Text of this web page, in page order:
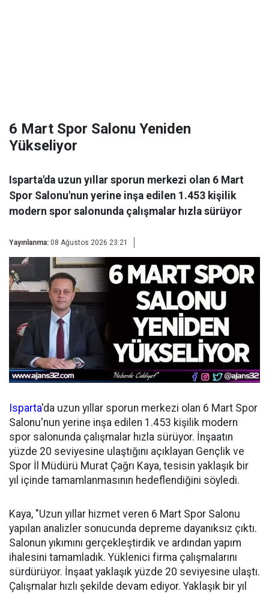
6 Mart Spor Salonu Yeniden
Yükseliyor
Isparta'da uzun yıllar sporun merkezi olan 6 Mart
Spor Salonu'nun yerine inşa edilen 1.453 kişilik
modern spor salonunda çalışmalar hızla sürüyor
Yayınlanma: 08 Ağustos 2026 23:21
Isparta'da uzun yıllar sporun merkezi olan 6 Mart Spor
Salonu'nun yerine inşa edilen 1.453 kişilik modern
spor salonunda çalışmalar hızla sürüyor. İnşaatın
yüzde 20 seviyesine ulaştığını açıklayan Gençlik ve
Spor İl Müdürü Murat Çağrı Kaya, tesisin yaklaşık bir
yıl içinde tamamlanmasının hedeflendiğini söyledi.
Kaya, "Uzun yıllar hizmet veren 6 Mart Spor Salonu
yapılan analizler sonucunda depreme dayanıksız çıktı.
Salonun yıkımını gerçekleştirdik ve ardından yapım
ihalesini tamamladık. Yüklenici firma çalışmalarını
sürdürüyor. İnşaat yaklaşık yüzde 20 seviyesine ulaştı.
Çalışmalar hızlı şekilde devam ediyor. Yaklaşık bir yıl